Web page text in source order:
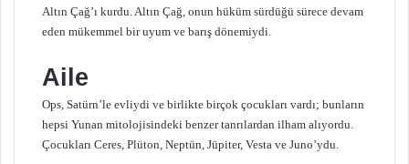
Altın Çağ’ı kurdu. Altın Çağ, onun hüküm sürdüğü sürece devam
eden mükemmel bir uyum ve barış dönemiydi.
Aile
Ops, Satürn’le evliydi ve birlikte birçok çocukları vardı; bunların
hepsi Yunan mitolojisindeki benzer tanrılardan ilham alıyordu.
Çocukları Ceres, Plüton, Neptün, Jüpiter, Vesta ve Juno’ydu.